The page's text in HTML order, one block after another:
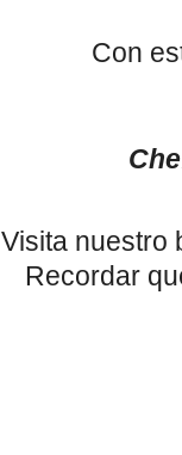
Con
Visita nuestro
Recordar